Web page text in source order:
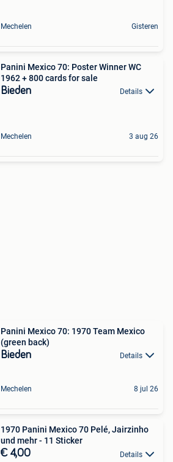
Mechelen Gisteren
Panini Mexico 70: Poster Winner WC
1962 + 800 cards for sale
Bieden Details
Mechelen 3 aug 26
Panini Mexico 70: 1970 Team Mexico
(green back)
Bieden Details
Mechelen 8 jul 26
1970 Panini Mexico 70 Pelé, Jairzinho
und mehr - 11 Sticker
€ 4,00 Details